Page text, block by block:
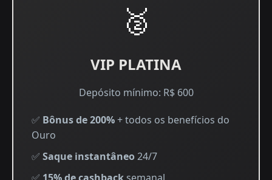
🥈
VIP PLATINA
Depósito mínimo: R$ 600
✅ Bônus de 200%+ todos os benefícios do
Ouro
✅ Saque instantâneo24/7